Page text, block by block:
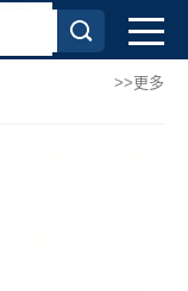
>>更多